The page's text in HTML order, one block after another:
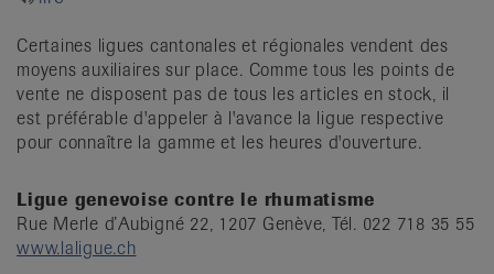
Certaines ligues cantonales et régionales vendent des
moyens auxiliaires sur place. Comme tous les points de
vente ne disposent pas de tous les articles en stock, il
est préférable d'appeler à l'avance la ligue respective
pour connaître la gamme et les heures d'ouverture.
Ligue genevoise contre le rhumatisme
Rue Merle d’Aubigné 22, 1207 Genève, Tél. 022 718 35 55
www.laligue.ch